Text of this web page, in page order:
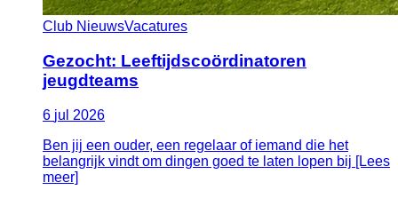
Club NieuwsVacatures
Gezocht: Leeftijdscoördinatoren
jeugdteams
6 jul 2026
Ben jij een ouder, een regelaar of iemand die het
belangrijk vindt om dingen goed te laten lopen bij [Lees
meer]